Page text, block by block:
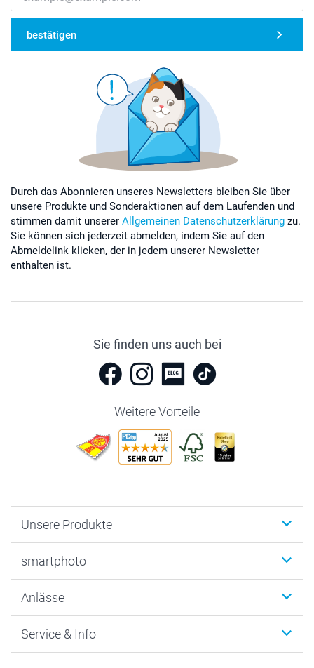
bestätigen
Durch das Abonnieren unseres Newsletters bleiben Sie über
unsere Produkte und Sonderaktionen auf dem Laufenden und
stimmen damit unserer Allgemeinen Datenschutzerklärung zu.
Sie können sich jederzeit abmelden, indem Sie auf den
Abmeldelink klicken, der in jedem unserer Newsletter
enthalten ist.
Sie finden uns auch bei
Weitere Vorteile
Unsere Produkte
Fotogeschenke
MyNameBook
Fotoabzüge, Fotos als Buch & Poster
smartphoto
Warum smartphoto
Datenschutz
Anlässe
Neujahr
Service & Info